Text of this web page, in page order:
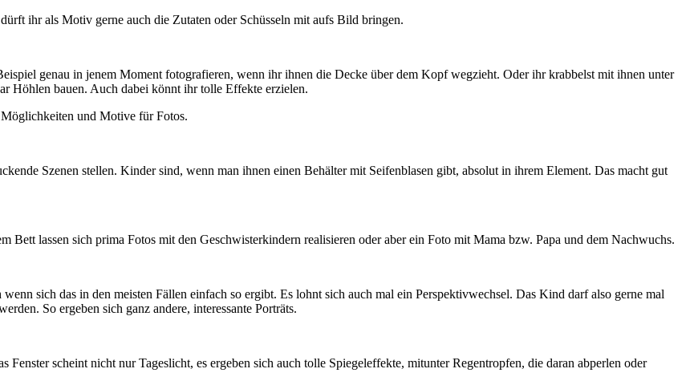
ihr als Motiv gerne auch die Zutaten oder Schüsseln mit aufs Bild bringen.
genau in jenem Moment fotografieren, wenn ihr ihnen die Decke über dem Kopf wegzieht. Oder ihr krabbelst mit ihnen unter
Höhlen bauen. Auch dabei könnt ihr tolle Effekte erzielen.
und Motive für Fotos.
Szenen stellen. Kinder sind, wenn man ihnen einen Behälter mit Seifenblasen gibt, absolut in ihrem Element. Das macht gut
lassen sich prima Fotos mit den Geschwisterkindern realisieren oder aber ein Foto mit Mama bzw. Papa und dem Nachwuchs.
sich das in den meisten Fällen einfach so ergibt. Es lohnt sich auch mal ein Perspektivwechsel. Das Kind darf also gerne mal
So ergeben sich ganz andere, interessante Porträts.
scheint nicht nur Tageslicht, es ergeben sich auch tolle Spiegeleffekte, mitunter Regentropfen, die daran abperlen oder